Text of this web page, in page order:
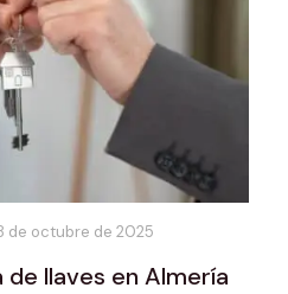
de octubre de 2025
llaves en Almería